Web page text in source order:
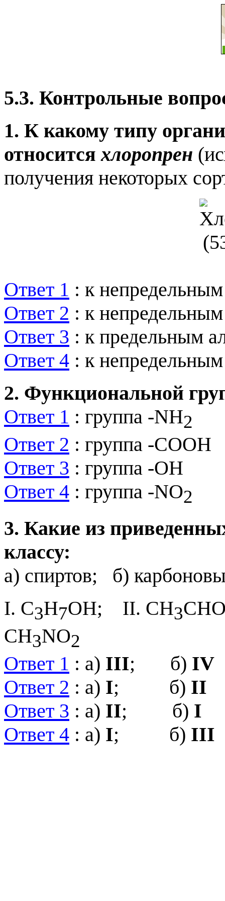
5.3. Контрольные
1. К какому типу
относитсяхлоропрен
получения некоторых
Ответ 1 : к
Ответ 2 : к
Ответ 3 : к предельным
Ответ 4 : к
2. Функциональной
Ответ 1 : группа -NH2
Ответ 2 : группа -COOH
Ответ 3 : группа -OH
Ответ 4 : группа -NO2
3. Какие из
классу:
а) спиртов; б)
I. C3H7OH; II. CH3
CH3NO2
Ответ 1 : а) III; б) IV
Ответ 2 : а) I; б) II
Ответ 3 : а) II; б) I
Ответ 4 : а) I; б) III